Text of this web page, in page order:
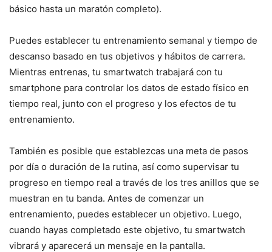
básico hasta un maratón completo).
Puedes establecer tu entrenamiento semanal y tiempo de
descanso basado en tus objetivos y hábitos de carrera.
Mientras entrenas, tu smartwatch trabajará con tu
smartphone para controlar los datos de estado físico en
tiempo real, junto con el progreso y los efectos de tu
entrenamiento.
También es posible que establezcas una meta de pasos
por día o duración de la rutina, así como supervisar tu
progreso en tiempo real a través de los tres anillos que se
muestran en tu banda. Antes de comenzar un
entrenamiento, puedes establecer un objetivo. Luego,
cuando hayas completado este objetivo, tu smartwatch
vibrará y aparecerá un mensaje en la pantalla.